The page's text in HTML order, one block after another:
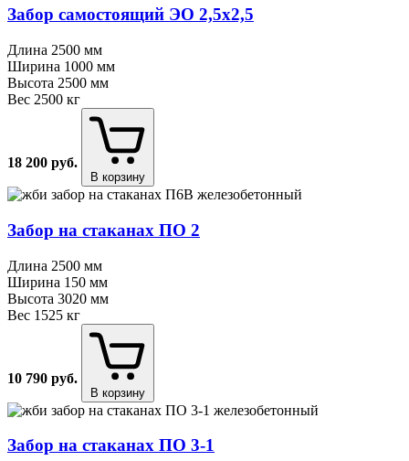
Забор самостоящий ЭО 2,5х2,5
Длина 2500 мм
Ширина 1000 мм
Высота 2500 мм
Вес 2500 кг
18 200 руб.
В корзину
Забор на стаканах ПО 2
Длина 2500 мм
Ширина 150 мм
Высота 3020 мм
Вес 1525 кг
10 790 руб.
В корзину
Забор на стаканах ПО 3⁠-⁠1